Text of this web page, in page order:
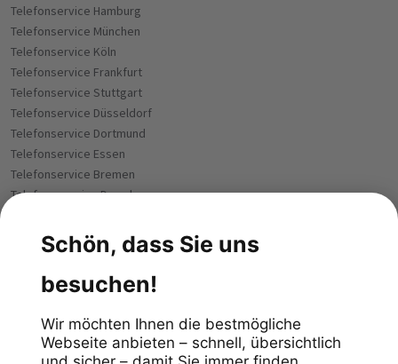
Telefonservice Hamburg
Telefonservice München
Telefonservice Köln
Telefonservice Frankfurt
Telefonservice Stuttgart
Telefonservice Düsseldorf
Telefonservice Dortmund
Telefonservice Essen
Telefonservice Bremen
Telefoneservice Dresden
Telefonservice Hannover
Telefonservice Nürnberg
Telefonservice Duisburg
Telefonservice Bochum
Telefonservice Bielefeld
Telefonservice Wuppertal